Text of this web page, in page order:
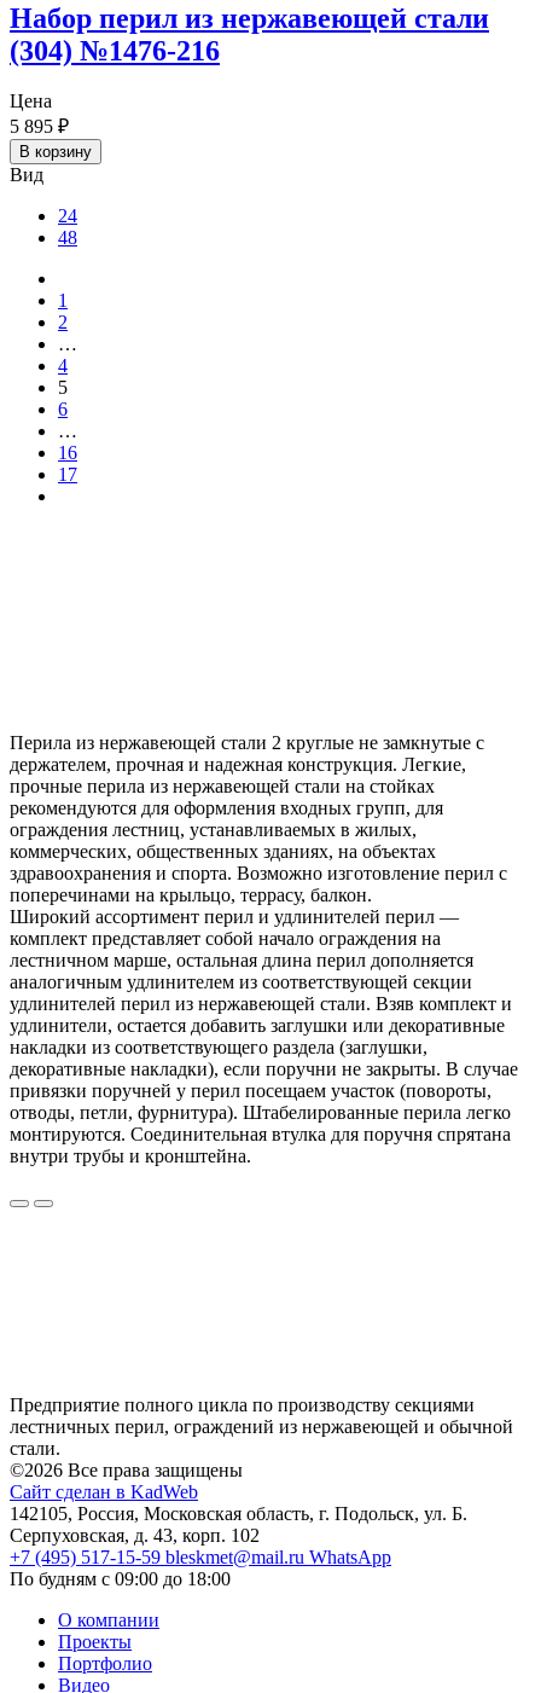
Набор перил из нержавеющей стали
(304) №1476-216
Цена
5 895 ₽
В корзину
Вид
24
48
1
2
…
4
5
6
…
16
17
Перила из нержавеющей стали 2 круглые не замкнутые с
держателем, прочная и надежная конструкция. Легкие,
прочные перила из нержавеющей стали на стойках
рекомендуются для оформления входных групп, для
ограждения лестниц, устанавливаемых в жилых,
коммерческих, общественных зданиях, на объектах
здравоохранения и спорта. Возможно изготовление перил с
поперечинами на крыльцо, террасу, балкон.
Широкий ассортимент перил и удлинителей перил —
комплект представляет собой начало ограждения на
лестничном марше, остальная длина перил дополняется
аналогичным удлинителем из соответствующей секции
удлинителей перил из нержавеющей стали. Взяв комплект и
удлинители, остается добавить заглушки или декоративные
накладки из соответствующего раздела (заглушки,
декоративные накладки), если поручни не закрыты. В случае
привязки поручней у перил посещаем участок (повороты,
отводы, петли, фурнитура). Штабелированные перила легко
монтируются. Соединительная втулка для поручня спрятана
внутри трубы и кронштейна.
Предприятие полного цикла по производству секциями
лестничных перил, ограждений из нержавеющей и обычной
стали.
©2026 Все права защищены
Сайт сделан в KadWeb
142105, Россия, Московская область, г. Подольск, ул. Б.
Серпуховская, д. 43, корп. 102
+7 (495) 517-15-59 bleskmet@mail.ru WhatsApp
По будням с 09:00 до 18:00
О компании
Проекты
Портфолио
Видео